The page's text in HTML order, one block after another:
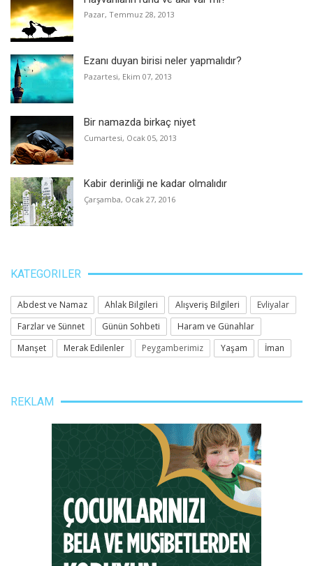
Pazar, Temmuz 28, 2013
Ezanı duyan birisi neler yapmalıdır?
Pazartesi, Ekim 07, 2013
Bir namazda birkaç niyet
Cumartesi, Ocak 05, 2013
Kabir derinliği ne kadar olmalıdır
Çarşamba, Ocak 27, 2016
KATEGORILER
Abdest ve Namaz Ahlak Bilgileri Alışveriş Bilgileri
Evliyalar
Farzlar ve Sünnet
Günün Sohbeti
Haram ve Günahlar
Manşet
Merak Edilenler Peygamberimiz Yaşam İman
REKLAM